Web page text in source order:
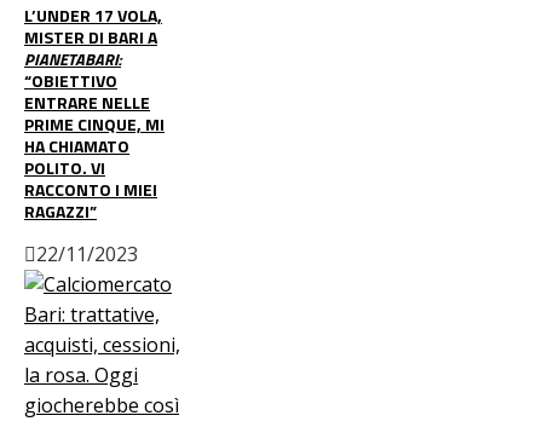
L’UNDER 17 VOLA,
MISTER DI BARI A
PIANETABARI:
“OBIETTIVO
ENTRARE NELLE
PRIME CINQUE, MI
HA CHIAMATO
POLITO. VI
RACCONTO I MIEI
RAGAZZI”
22/11/2023